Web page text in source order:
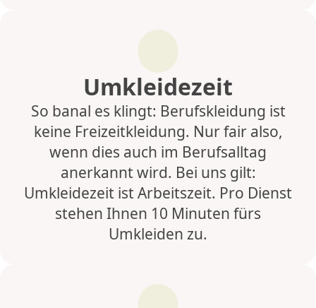
Umkleidezeit
So banal es klingt: Berufskleidung ist
keine Freizeitkleidung. Nur fair also,
wenn dies auch im Berufsalltag
anerkannt wird. Bei uns gilt:
Umkleidezeit ist Arbeitszeit. Pro Dienst
stehen Ihnen 10 Minuten fürs
Umkleiden zu.